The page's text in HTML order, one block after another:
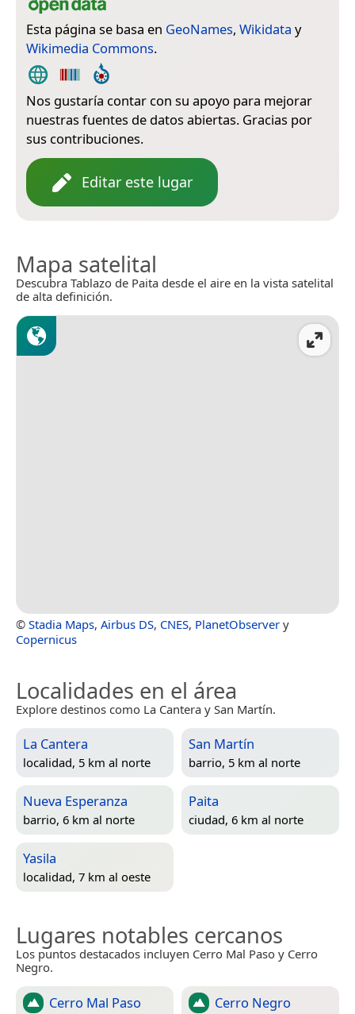
Esta página se basa en GeoNames, Wikidata y
Wikimedia Commons.
Nos gustaría contar con su apoyo para mejorar
nuestras fuentes de datos abiertas. Gracias por
sus contribuciones.
Editar este lugar
Mapa satelital
Descubra Tablazo de Paita desde el aire en la vista satelital
de alta definición.
© Stadia Maps, Airbus DS, CNES, PlanetObserver y
Copernicus
Localidades en el área
Explore destinos como La Cantera y San Martín.
La Cantera
localidad, 5 km al norte
San Martín
barrio, 5 km al norte
Nueva Esperanza
barrio, 6 km al norte
Paita
ciudad, 6 km al norte
Yasila
localidad, 7 km al oeste
Lugares notables cercanos
Los puntos destacados incluyen Cerro Mal Paso y Cerro
Negro.
Cerro Mal Paso Cerro Negro